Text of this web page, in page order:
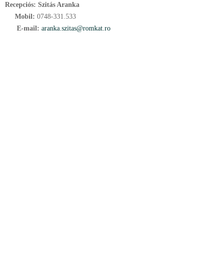
Recepciós: Szitás Aranka
Mobil: 0748-331.533
E-mail: aranka.szitas@romkat.ro